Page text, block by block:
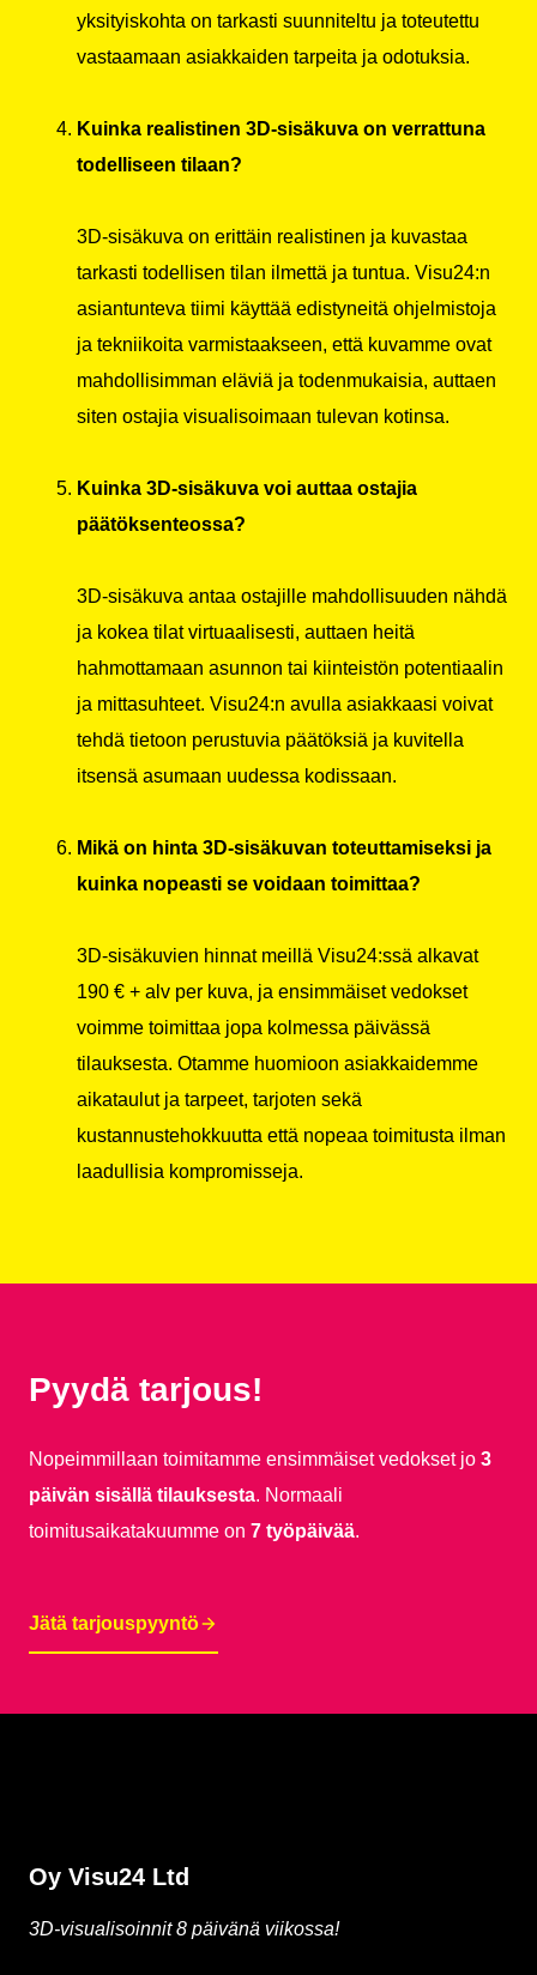
yksityiskohta on tarkasti suunniteltu ja toteutettu
vastaamaan asiakkaiden tarpeita ja odotuksia.
Kuinka realistinen 3D-sisäkuva on verrattuna
todelliseen tilaan?
3D-sisäkuva on erittäin realistinen ja kuvastaa
tarkasti todellisen tilan ilmettä ja tuntua. Visu24:n
asiantunteva tiimi käyttää edistyneitä ohjelmistoja
ja tekniikoita varmistaakseen, että kuvamme ovat
mahdollisimman eläviä ja todenmukaisia, auttaen
siten ostajia visualisoimaan tulevan kotinsa.
Kuinka 3D-sisäkuva voi auttaa ostajia
päätöksenteossa?
3D-sisäkuva antaa ostajille mahdollisuuden nähdä
ja kokea tilat virtuaalisesti, auttaen heitä
hahmottamaan asunnon tai kiinteistön potentiaalin
ja mittasuhteet. Visu24:n avulla asiakkaasi voivat
tehdä tietoon perustuvia päätöksiä ja kuvitella
itsensä asumaan uudessa kodissaan.
Mikä on hinta 3D-sisäkuvan toteuttamiseksi ja
kuinka nopeasti se voidaan toimittaa?
3D-sisäkuvien hinnat meillä Visu24:ssä alkavat
190 € + alv per kuva, ja ensimmäiset vedokset
voimme toimittaa jopa kolmessa päivässä
tilauksesta. Otamme huomioon asiakkaidemme
aikataulut ja tarpeet, tarjoten sekä
kustannustehokkuutta että nopeaa toimitusta ilman
laadullisia kompromisseja.
Pyydä tarjous!
Nopeimmillaan toimitamme ensimmäiset vedokset jo 3
päivän sisällä tilauksesta. Normaali
toimitusaikatakuumme on 7 työpäivää.
Jätä tarjouspyyntö
Oy Visu24 Ltd
3D-visualisoinnit 8 päivänä viikossa!